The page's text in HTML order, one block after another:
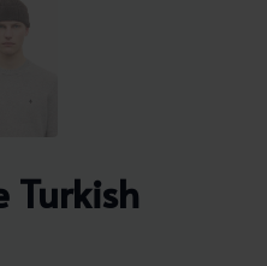
Turkish